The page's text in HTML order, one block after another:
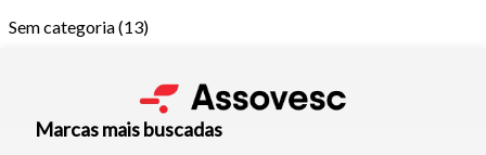
Sem categoria(13)
Marcas mais buscadas